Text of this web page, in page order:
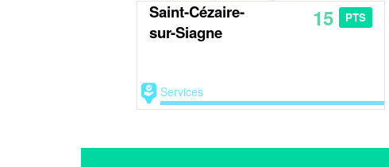
Saint-Cézaire-
sur-Siagne
15 PTS
Services